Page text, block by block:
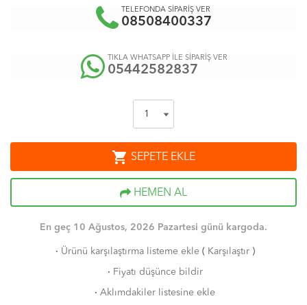
TELEFONDA SİPARİŞ VER
08508400337
TIKLA WHATSAPP İLE SİPARİŞ VER
05442582837
shopping_cart SEPETE EKLE
HEMEN AL
En geç 10 Ağustos, 2026 Pazartesi günü kargoda.
· Ürünü karşılaştırma listeme ekle( Karşılaştır)
· Fiyatı düşünce bildir
· Aklımdakiler listesine ekle